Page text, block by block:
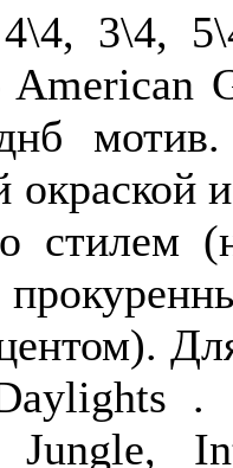
4\4, 3\4,
American
стилем
.
Jungle,